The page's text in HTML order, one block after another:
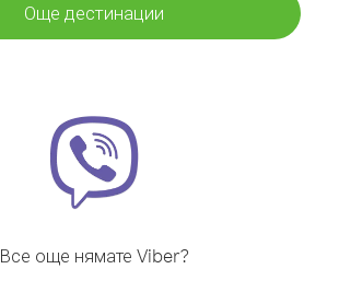
Още дестинации
Все още нямате Viber?